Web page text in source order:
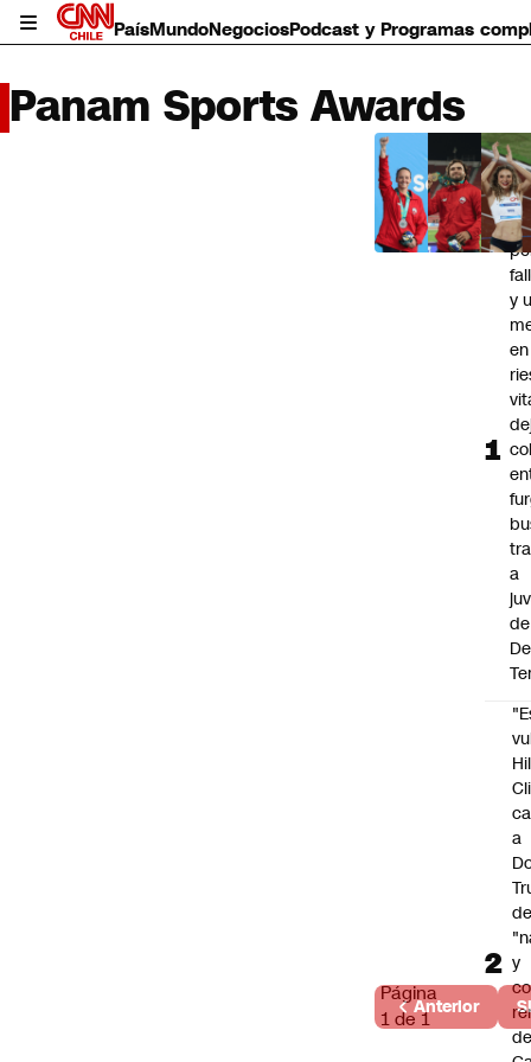
PaísMundoNegociosPodcast y Programas
Panam Sports Awards
Página
1 de 1
Anterior
LO
y
en
a
de
a
de
y